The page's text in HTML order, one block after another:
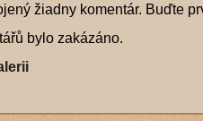
žiadny komentár. Buďte
bylo zakázáno.